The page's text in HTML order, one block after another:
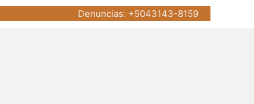
Denuncias: +5043143-8159